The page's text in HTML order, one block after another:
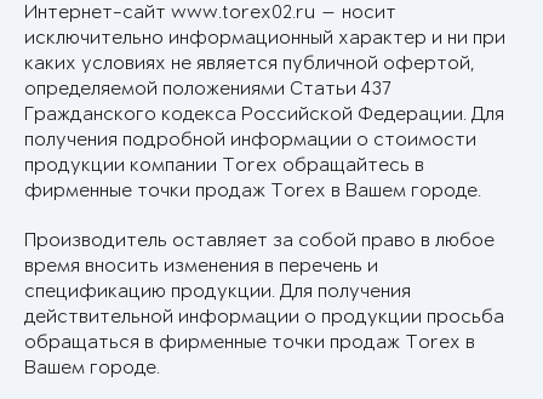
Интернет-сайт www.torex02.ru — носит
исключительно информационный характер и ни при
каких условиях не является публичной офертой,
определяемой положениями Статьи 437
Гражданского кодекса Российской Федерации. Для
получения подробной информации о стоимости
продукции компании Torex обращайтесь в
фирменные точки продаж Torex в Вашем городе.
Производитель оставляет за собой право в любое
время вносить изменения в перечень и
спецификацию продукции. Для получения
действительной информации о продукции просьба
обращаться в фирменные точки продаж Torex в
Вашем городе.